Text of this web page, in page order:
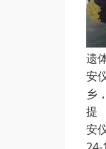
遗
安
乡
提
安